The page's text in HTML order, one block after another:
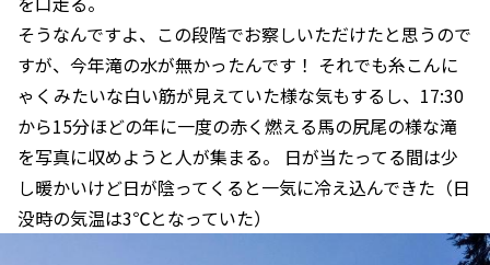
そうなんですよ、この段階でお察しいただけたと思うので
すが、今年滝の水が無かったんです！ それでも糸こんに
ゃくみたいな白い筋が見えていた様な気もするし、17:30
から15分ほどの年に一度の赤く燃える馬の尻尾の様な滝
を写真に収めようと人が集まる。 日が当たってる間は少
し暖かいけど日が陰ってくると一気に冷え込んできた（日
没時の気温は3℃となっていた）